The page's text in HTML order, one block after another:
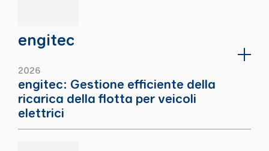
engitec
2026
engitec: Gestione efficiente della
ricarica della flotta per veicoli
elettrici